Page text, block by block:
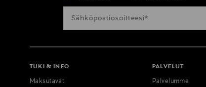
TUKI & INFO
Maksutavat
PALVELUT
Palvelumme